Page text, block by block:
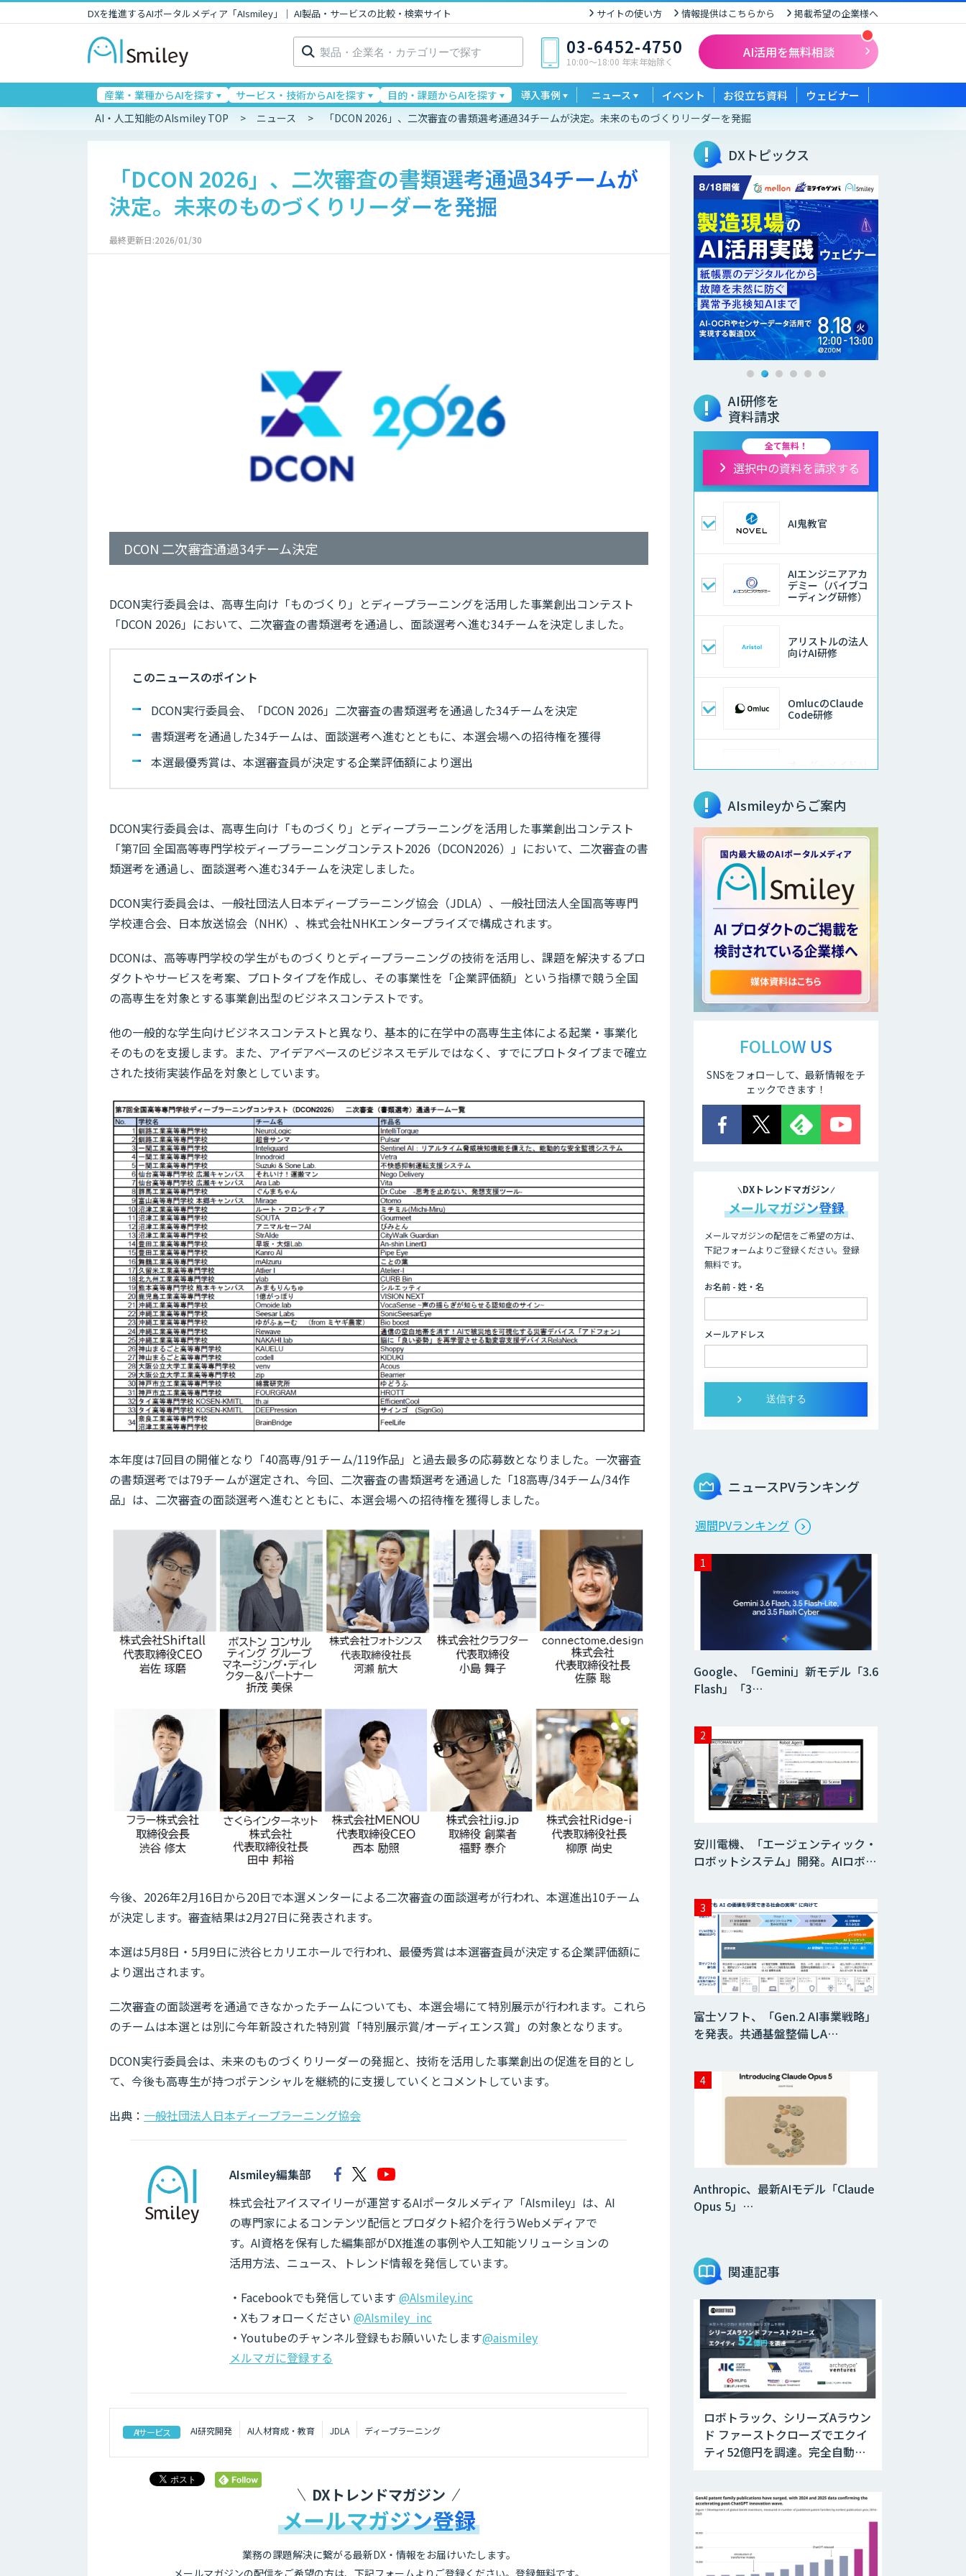
DXを推進するAIポータルメディア「AIsmiley」｜ AI製品・サービスの比較・検索サイト サイトの使い方 情報提供はこちらから 掲載希望の企業様へ
検
索: 03-6452-4750
10:00〜18:00 年末年始除く
AI活用を無料相談
産業・業種からAIを探す サービス・技術からAIを探す 目的・課題からAIを探す 導入事例 ニュース イベント お役立ち資料 ウェビナー
AI・人工知能のAIsmiley TOP ニュース 「DCON 2026」、二次審査の書類選考通過34チームが決定。未来のものづくりリーダーを発掘
「DCON 2026」、二次審査の書類選考通過34チームが
決定。未来のものづくりリーダーを発掘
最終更新日:2026/01/30
DCON 二次審査通過34チーム決定
DCON実行委員会は、高専生向け「ものづくり」とディープラーニングを活用した事業創出コンテスト
「DCON 2026」において、二次審査の書類選考を通過し、面談選考へ進む34チームを決定しました。
このニュースのポイント
DCON実行委員会、「DCON 2026」二次審査の書類選考を通過した34チームを決定
書類選考を通過した34チームは、面談選考へ進むとともに、本選会場への招待権を獲得
本選最優秀賞は、本選審査員が決定する企業評価額により選出
DCON実行委員会は、高専生向け「ものづくり」とディープラーニングを活用した事業創出コンテスト
「第7回 全国高等専門学校ディープラーニングコンテスト2026（DCON2026）」において、二次審査の書
類選考を通過し、面談選考へ進む34チームを決定しました。
DCON実行委員会は、一般社団法人日本ディープラーニング協会（JDLA）、一般社団法人全国高等専門
学校連合会、日本放送協会（NHK）、株式会社NHKエンタープライズで構成されます。
DCONは、高等専門学校の学生がものづくりとディープラーニングの技術を活用し、課題を解決するプロ
ダクトやサービスを考案、プロトタイプを作成し、その事業性を「企業評価額」という指標で競う全国
の高専生を対象とする事業創出型のビジネスコンテストです。
他の一般的な学生向けビジネスコンテストと異なり、基本的に在学中の高専生主体による起業・事業化
そのものを支援します。また、アイデアベースのビジネスモデルではなく、すでにプロトタイプまで確立
された技術実装作品を対象としています。
本年度は7回目の開催となり「40高専/91チーム/119作品」と過去最多の応募数となりました。一次審査
の書類選考では79チームが選定され、今回、二次審査の書類選考を通過した「18高専/34チーム/34作
品」は、二次審査の面談選考へ進むとともに、本選会場への招待権を獲得しました。
今後、2026年2月16日から20日で本選メンターによる二次審査の面談選考が行われ、本選進出10チーム
が決定します。審査結果は2月27日に発表されます。
本選は5月8日・5月9日に渋谷ヒカリエホールで行われ、最優秀賞は本選審査員が決定する企業評価額に
より選出されます。
二次審査の面談選考を通過できなかったチームについても、本選会場にて特別展示が行われます。これら
のチームは本選とは別に今年新設された特別賞「特別展示賞/オーディエンス賞」の対象となります。
DCON実行委員会は、未来のものづくりリーダーの発掘と、技術を活用した事業創出の促進を目的とし
て、今後も高専生が持つポテンシャルを継続的に支援していくとコメントしています。
出典： 一般社団法人日本ディープラーニング協会
AIsmiley編集部
株式会社アイスマイリーが運営するAIポータルメディア「AIsmiley」は、AI
の専門家によるコンテンツ配信とプロダクト紹介を行うWebメディアで
す。AI資格を保有した編集部がDX推進の事例や人工知能ソリューションの
活用方法、ニュース、トレンド情報を発信しています。
・Facebookでも発信しています @AIsmiley.inc
・Xもフォローください @AIsmiley_inc
・Youtubeのチャンネル登録もお願いいたします@aismiley
メルマガに登録する
AIサービス AI研究開発 AI人材育成・教育 JDLA ディープラーニング
DXトレンドマガジン
メールマガジン登録
業務の課題解決に繋がる最新DX・情報をお届けいたします。
メールマガジンの配信をご希望の方は、下記フォームよりご登録ください。登録無料です。
DXトピックス
AI研修を
資料請求
全て無料！
選択中の資料を請求する
AI鬼教官
AIエンジニアアカ
デミー（バイブコ
ーディング研修）
アリストルの法人
向けAI研修
OmlucのClaude
Code研修
発/コンサルティン
AI/DX研修
生成AI活用 1day
ブートキャンプ
無料で診断！内製
WARP NEXT
Dify導入支援
Dify開発支援
AI活用e-Learning
manebi eラーニ
ング
伴走型でAI活用を
AIブートキャン
プ」
AIガイドライン策
定コンサルティン
グ
DX推進のパートナ
ーに「ジンベイ 生
成AI・DXコンサル
SAMURAI
YOSHINA
Copilot活用支援
実践型AI活用研修
サービス
ー養成講座 AIリス
キリング研修
MANA AI Chat
これからDXコア人
材を育成していく
オーダーメイドAI
開発
Video Questor
Givery AI トレー
ニング＆アセスメ
ント
Microsoft 365
Copilot活用支
AIsmileyからご案内
FOLLOW US
SNSをフォローして、最新情報をチ
ェックできます！
DXトレンドマガジン
メールマガジン登録
メールマガジンの配信をご希望の方は、
下記フォームよりご登録ください。登録
無料です。
お名前 - 姓・名
メールアドレス
ニュースPVランキング
週間PVランキング
Google、「Gemini」新モデル「3.6
Flash」「3…
安川電機、「エージェンティック・
ロボットシステム」開発。AIロボ…
富士ソフト、「Gen.2 AI事業戦略」
を発表。共通基盤整備しA…
Anthropic、最新AIモデル「Claude
Opus 5」…
関連記事
ロボトラック、シリーズAラウン
ド ファーストクローズでエクイ
ティ52億円を調達。完全自動運